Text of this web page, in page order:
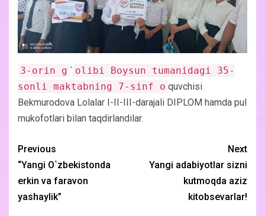
3-orin g ` olibi Boysun tumanidagi 35-
sonli maktabning 7-sinf o quvchisi
Bekmurodova Lolalar I-II-III-darajali DIPLOM hamda pul
mukofotlari bilan taqdirlandilar.
Previous
“Yangi O`zbekistonda
erkin va faravon
yashaylik”
Next
Yangi adabiyotlar sizni
kutmoqda aziz
kitobsevarlar!